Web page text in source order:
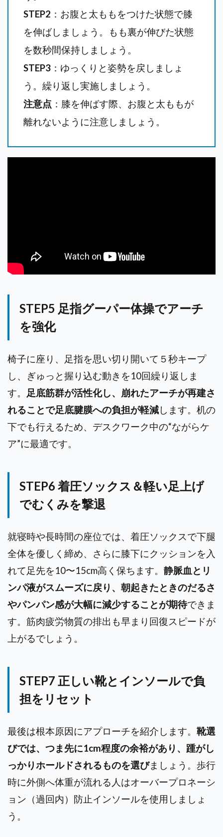
STEP2 ：お腹と太ももをつけた状態で膝
を伸ばしましょう。もも裏が伸びた状態
を数秒間保持しましょう。
STEP3 ：ゆっくりと姿勢を戻しましょ
う。繰り返し実施しましょう。
注意点 ：膝を伸ばす際、お腹と太ももが
離れないように注意しましょう。
STEP5 足指グーパー体操でアーチ
を強化
椅子に座り、足指を思い切り開いて５秒キープ
し、ぎゅっと握り込む動きを10回繰り返しま
す。 足底筋群が活性化し、崩れたアーチが再建さ
れることで足底腱膜への負担が軽減します。 机の
下でも行えるため、デスクワーク中の“ながらケ
ア”に最適です。
STEP6 着圧ソックス＆軽い足上げ
でむくみを撃退
就寝時や長時間の座位では、着圧ソックスで下腿
全体を優しく締め、さらに膝下にクッションを入
れて足先を10〜15cm高く保ちます。 静脈血とリ
ンパ液がスムーズに戻り、朝起きたときのだるさ
やパンパン感が大幅に減少することが期待できま
す。筋肉疲労物質の排出も早まり回復スピードが
上がるでしょう。
STEP7 正しい靴とインソールで負
担をリセット
最後は根本原因にアプローチを紹介します。 靴選
びでは、つま先に1cm程度の余裕があり、踵がし
っかりホールドされるものを選びましょう。 歩行
時に外側へ体重が流れる人はオーバープロネーシ
ョン（過回内）防止インソールを使用しましょ
う。